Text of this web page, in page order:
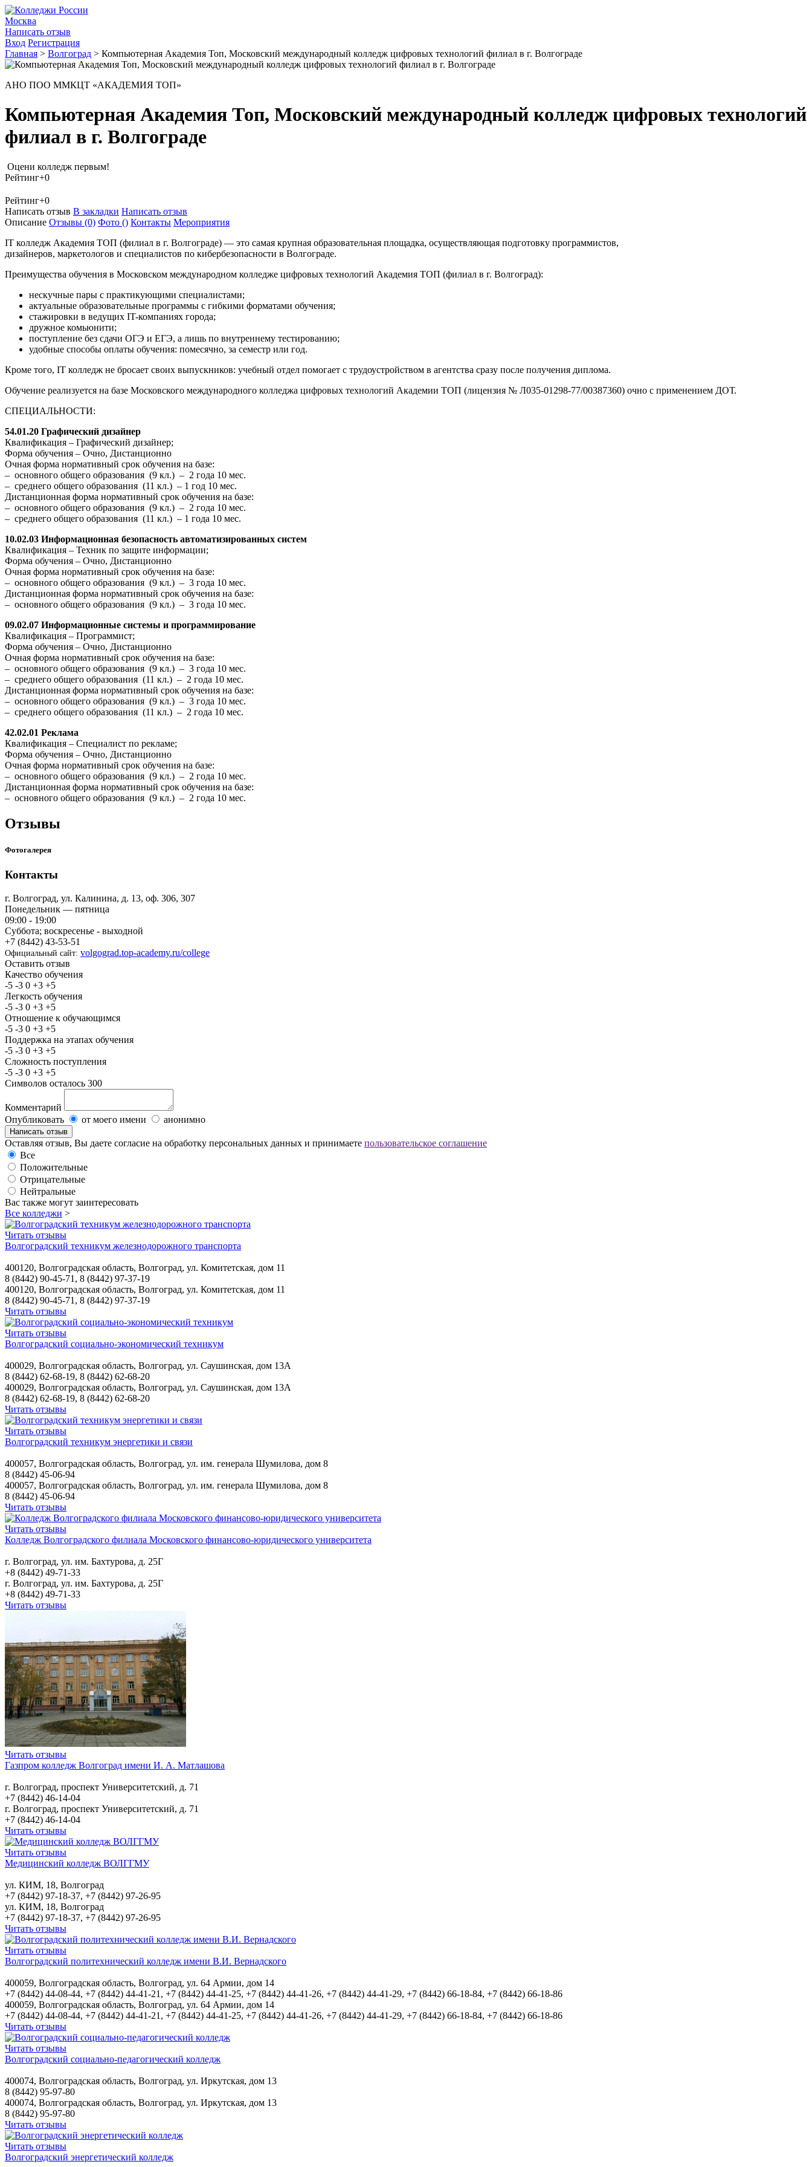
Москва
Написать отзыв
Вход Регистрация
Главная > Волгоград > Компьютерная Академия Топ, Московский международный колледж цифровых технологий филиал в г. Волгограде
АНО ПОО ММКЦТ «АКАДЕМИЯ ТОП»
Компьютерная Академия Топ, Московский международный колледж цифровых технологий
филиал в г. Волгограде
Оцени колледж первым!
Рейтинг+0
Рейтинг+0
Написать отзыв В закладки Написать отзыв
Описание Отзывы (0) Фото () Контакты Мероприятия
IT колледж Академия ТОП (филиал в г. Волгограде) — это самая крупная образовательная площадка, осуществляющая подготовку программистов,
дизайнеров, маркетологов и специалистов по кибербезопасности в Волгограде.
Преимущества обучения в Московском международном колледже цифровых технологий Академия ТОП (филиал в г. Волгоград):
нескучные пары с практикующими специалистами;
актуальные образовательные программы с гибкими форматами обучения;
стажировки в ведущих IT-компаниях города;
дружное комьюнити;
поступление без сдачи ОГЭ и ЕГЭ, а лишь по внутреннему тестированию;
удобные способы оплаты обучения: помесячно, за семестр или год.
Кроме того, IT колледж не бросает своих выпускников: учебный отдел помогает с трудоустройством в агентства сразу после получения диплома.
Обучение реализуется на базе Московского международного колледжа цифровых технологий Академии ТОП (лицензия № Л035-01298-77/00387360) очно с применением ДОТ.
СПЕЦИАЛЬНОСТИ:
54.01.20 Графический дизайнер
Квалификация – Графический дизайнер;
Форма обучения – Очно, Дистанционно
Очная форма нормативный срок обучения на базе:
– основного общего образования (9 кл.) – 2 года 10 мес.
– среднего общего образования (11 кл.) – 1 год 10 мес.
Дистанционная форма нормативный срок обучения на базе:
– основного общего образования (9 кл.) – 2 года 10 мес.
– среднего общего образования (11 кл.) – 1 года 10 мес.
10.02.03 Информационная безопасность автоматизированных систем
Квалификация – Техник по защите информации;
Форма обучения – Очно, Дистанционно
Очная форма нормативный срок обучения на базе:
– основного общего образования (9 кл.) – 3 года 10 мес.
Дистанционная форма нормативный срок обучения на базе:
– основного общего образования (9 кл.) – 3 года 10 мес.
09.02.07 Информационные системы и программирование
Квалификация – Программист;
Форма обучения – Очно, Дистанционно
Очная форма нормативный срок обучения на базе:
– основного общего образования (9 кл.) – 3 года 10 мес.
– среднего общего образования (11 кл.) – 2 года 10 мес.
Дистанционная форма нормативный срок обучения на базе:
– основного общего образования (9 кл.) – 3 года 10 мес.
– среднего общего образования (11 кл.) – 2 года 10 мес.
42.02.01 Реклама
Квалификация – Специалист по рекламе;
Форма обучения – Очно, Дистанционно
Очная форма нормативный срок обучения на базе:
– основного общего образования (9 кл.) – 2 года 10 мес.
Дистанционная форма нормативный срок обучения на базе:
– основного общего образования (9 кл.) – 2 года 10 мес.
Отзывы
Фотогалерея
Контакты
г. Волгоград, ул. Калинина, д. 13, оф. 306, 307
Понедельник — пятница
09:00 - 19:00
Суббота; воскресенье - выходной
+7 (8442) 43-53-51
Официальный сайт: volgograd.top-academy.ru/college
Оставить отзыв
Качество обучения
-5 -3 0 +3 +5
Легкость обучения
-5 -3 0 +3 +5
Отношение к обучающимся
-5 -3 0 +3 +5
Поддержка на этапах обучения
-5 -3 0 +3 +5
Сложность поступления
-5 -3 0 +3 +5
Символов осталось 300
Комментарий
Опубликовать
от моего имени анонимно
Оставляя отзыв, Вы даете согласие на обработку персональных данных и принимаете пользовательское соглашение
Все
Положительные
Отрицательные
Нейтральные
Вас также могут заинтересовать
Все колледжи >
Читать отзывы
Волгоградский техникум железнодорожного транспорта
400120, Волгоградская область, Волгоград, ул. Комитетская, дом 11
8 (8442) 90-45-71, 8 (8442) 97-37-19
400120, Волгоградская область, Волгоград, ул. Комитетская, дом 11
8 (8442) 90-45-71, 8 (8442) 97-37-19
Читать отзывы
Читать отзывы
Волгоградский социально-экономический техникум
400029, Волгоградская область, Волгоград, ул. Саушинская, дом 13А
8 (8442) 62-68-19, 8 (8442) 62-68-20
400029, Волгоградская область, Волгоград, ул. Саушинская, дом 13А
8 (8442) 62-68-19, 8 (8442) 62-68-20
Читать отзывы
Читать отзывы
Волгоградский техникум энергетики и связи
400057, Волгоградская область, Волгоград, ул. им. генерала Шумилова, дом 8
8 (8442) 45-06-94
400057, Волгоградская область, Волгоград, ул. им. генерала Шумилова, дом 8
8 (8442) 45-06-94
Читать отзывы
Читать отзывы
Колледж Волгоградского филиала Московского финансово-юридического университета
г. Волгоград, ул. им. Бахтурова, д. 25Г
+8 (8442) 49-71-33
г. Волгоград, ул. им. Бахтурова, д. 25Г
+8 (8442) 49-71-33
Читать отзывы
Читать отзывы
Газпром колледж Волгоград имени И. А. Матлашова
г. Волгоград, проспект Университетский, д. 71
+7 (8442) 46-14-04
г. Волгоград, проспект Университетский, д. 71
+7 (8442) 46-14-04
Читать отзывы
Читать отзывы
Медицинский колледж ВОЛГГМУ
ул. КИМ, 18, Волгоград
+7 (8442) 97-18-37, +7 (8442) 97-26-95
ул. КИМ, 18, Волгоград
+7 (8442) 97-18-37, +7 (8442) 97-26-95
Читать отзывы
Читать отзывы
Волгоградский политехнический колледж имени В.И. Вернадского
400059, Волгоградская область, Волгоград, ул. 64 Армии, дом 14
+7 (8442) 44-08-44, +7 (8442) 44-41-21, +7 (8442) 44-41-25, +7 (8442) 44-41-26, +7 (8442) 44-41-29, +7 (8442) 66-18-84, +7 (8442) 66-18-86
400059, Волгоградская область, Волгоград, ул. 64 Армии, дом 14
+7 (8442) 44-08-44, +7 (8442) 44-41-21, +7 (8442) 44-41-25, +7 (8442) 44-41-26, +7 (8442) 44-41-29, +7 (8442) 66-18-84, +7 (8442) 66-18-86
Читать отзывы
Читать отзывы
Волгоградский социально-педагогический колледж
400074, Волгоградская область, Волгоград, ул. Иркутская, дом 13
8 (8442) 95-97-80
400074, Волгоградская область, Волгоград, ул. Иркутская, дом 13
8 (8442) 95-97-80
Читать отзывы
Читать отзывы
Волгоградский энергетический колледж